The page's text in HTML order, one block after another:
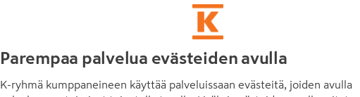
Raskaaseen
alapuolisella
Parempaa palvelua evästeiden avulla
K-ryhmä kumppaneineen käyttää palveluissaan evästeitä, joiden avulla